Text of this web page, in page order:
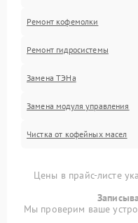
Ремонт кофемолки
Ремонт гидросистемы
Замена ТЭНа
Замена модуля управления
Чистка от кофейных масел
Цены в прайс-листе
Мы проверим ваше